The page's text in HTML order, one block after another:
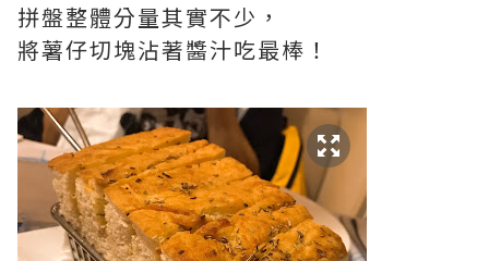
拼盤整體分量其實不少，
將薯仔切塊沾著醬汁吃最棒！